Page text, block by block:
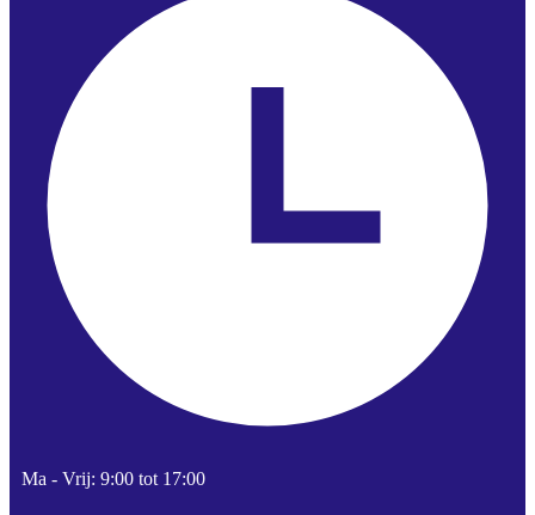
Ma - Vrij: 9:00 tot 17:00